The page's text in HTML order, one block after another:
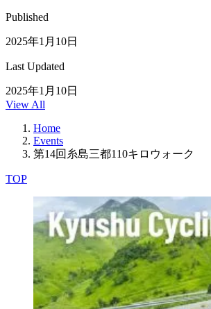
Published
2025年1月10日
Last Updated
2025年1月10日
View All
Home
Events
第14回糸島三都110キロウォーク
TOP